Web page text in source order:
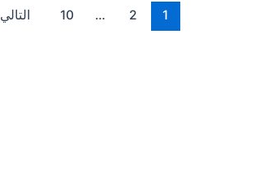
1
2
…
10 التالي